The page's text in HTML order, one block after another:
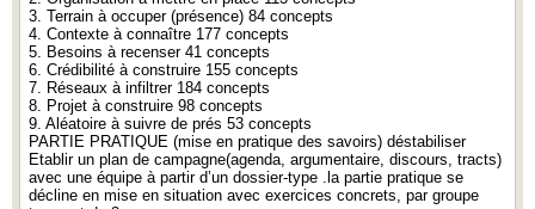
3. Terrain à occuper (présence) 84 concepts
4. Contexte à connaître 177 concepts
5. Besoins à recenser 41 concepts
6. Crédibilité à construire 155 concepts
7. Réseaux à infiltrer 184 concepts
8. Projet à construire 98 concepts
9. Aléatoire à suivre de prés 53 concepts
PARTIE PRATIQUE (mise en pratique des savoirs) déstabiliser
Etablir un plan de campagne(agenda, argumentaire, discours, tracts)
avec une équipe à partir d’un dossier-type .la partie pratique se
décline en mise en situation avec exercices concrets, par groupe